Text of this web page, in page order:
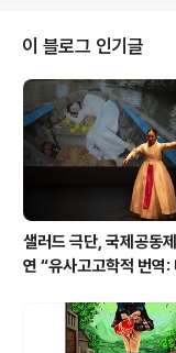
이 블로그 인기글
샐러드 극단, 국제공동
연 “유사고고학적 번역: 베를린 사